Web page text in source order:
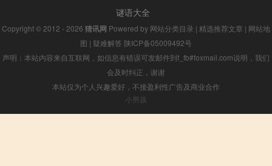
谜语大全
Copyright © 2012 - 2026 猜讯网 Powered by 网站分类目录 | 精选推荐文章 | 网站地
图 | 疑难解答 陕ICP备05009492号
声明：本站内容来自互联网，如信息有错误可发邮件到f_fb#foxmail.com说明，我们
会及时纠正，谢谢
本站仅为个人兴趣爱好，不接盈利性广告及商业合作
小男孩